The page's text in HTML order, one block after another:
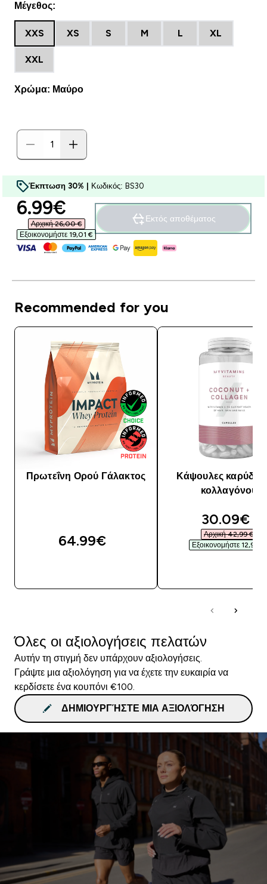
Μέγεθος:
XXS XS S M L XL
XXL
Χρώμα: Μαύρο
Έκπτωση 30% | Κωδικός: BS30
discounted price
6.99€‎
Αρχική 26,00 €‎
Εξοικονομήστε 19,01 €‎
Εκτός αποθέματος
Recommended for you
Πρωτεΐνη Ορού Γάλακτος
64.99€‎
Κάψουλες καρύδας
κολλαγόνου
30.09€‎
Αρχική 42,99 €‎
Εξοικονομήστε 12,90 €‎
Όλες οι αξιολογήσεις πελατών
Αυτήν τη στιγμή δεν υπάρχουν αξιολογήσεις.
Γράψτε μια αξιολόγηση για να έχετε την ευκαιρία να
κερδίσετε ένα κουπόνι €100.
ΔΗΜΙΟΥΡΓΉΣΤΕ ΜΙΑ ΑΞΙΟΛΌΓΗΣΗ